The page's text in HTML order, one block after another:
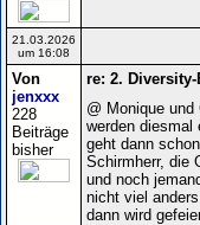
21.03.2026
um 16:08
Von
jenxxx
228
Beiträge
bisher
re: 2.
@ Monique
werden diesmal
geht dann
Schirmherr, die
und noch
nicht viel
dann wird